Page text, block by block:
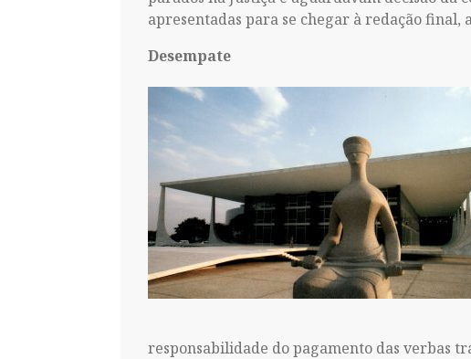
apresentadas para se chegar à redação
Desempate
responsabilidade do pagamento das verbas